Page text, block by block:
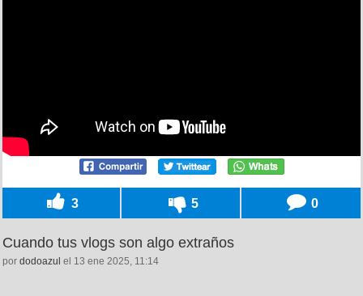
3 5 0
Cuando tus vlogs son algo extraños
por dodoazul el 13 ene 2025, 11:14